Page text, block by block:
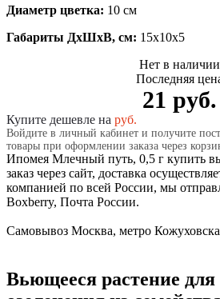
Диаметр цветка: 10 см
Габариты ДхШхВ, см: 15x10x5
Нет в наличии
Последняя
21 руб.
Купите дешевле на руб.
Войдите в личный кабинет и получите
товары при оформлении заказа через
Ипомея Млечный путь, 0,5 г купить
заказ через сайт, доставка
компанией по всей России, мы
Boxberry, Почта России.
Самовывоз Москва, метро
Вьющееся растение для